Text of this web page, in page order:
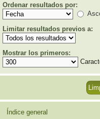
Ordenar resultados por:
Limitar resultados previos a:
Mostrar los primeros:
Índice general